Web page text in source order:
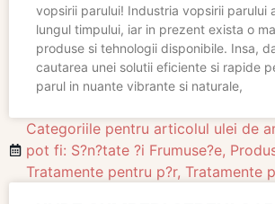
vopsirii parului! Industria vopsirii parului
lungul timpului, iar in prezent exista o
produse si tehnologii disponibile. Insa,
cautarea unei solutii eficiente si rapide
parul in nuante vibrante si naturale,
Categoriile pentru articolul ulei de
pot fi: S?n?tate ?i Frumuse?e,
Tratamente pentru p?r, Tratamente